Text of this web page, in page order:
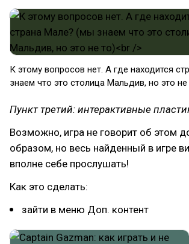
К этому вопросов нет. А где находится
знаем что это столица Мальдив, но это не
Пункт третий: интерактивные
Возможно, игра не говорит об этом
образом, но весь найденный в игре
вполне себе прослушать!
Как это сделать:
зайти в меню Доп. контент